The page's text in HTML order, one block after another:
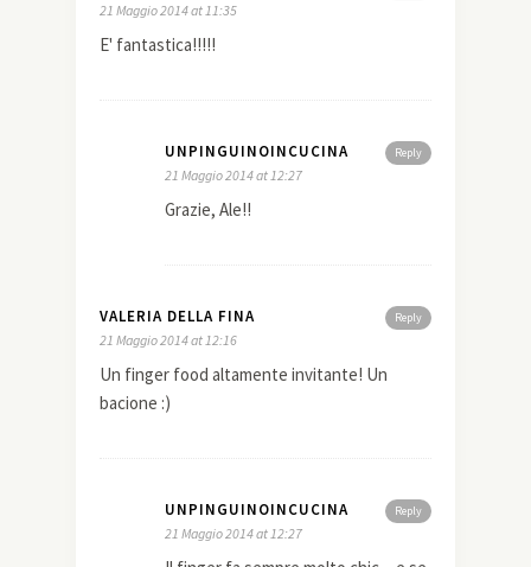
21 Maggio 2014 at 11:35
E' fantastica!!!!!
Reply
UNPINGUINOINCUCINA
21 Maggio 2014 at 12:27
Grazie, Ale!!
Reply
VALERIA DELLA FINA
21 Maggio 2014 at 12:16
Un finger food altamente invitante! Un
bacione :)
Reply
UNPINGUINOINCUCINA
21 Maggio 2014 at 12:27